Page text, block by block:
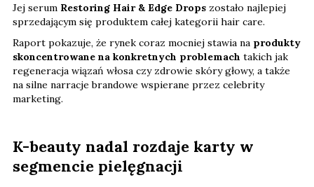
Jej serum Restoring Hair & Edge Drops zostało najlepiej
sprzedającym się produktem całej kategorii hair care.
Raport pokazuje, że rynek coraz mocniej stawia na produkty
skoncentrowane na konkretnych problemach takich jak
regeneracja wiązań włosa czy zdrowie skóry głowy, a także
na silne narracje brandowe wspierane przez celebrity
marketing.
K-beauty nadal rozdaje karty w
segmencie pielęgnacji